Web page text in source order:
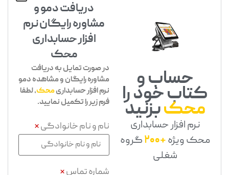
حساب و
کتاب خود را
محکبزنید
نرم افزار حسابداری
محک ویژه+200
گروه
شغلی
دریافت دمو و
مشاوره رایگان نرم
افزار حسابداری
محک
در صورت تمایل به دریافت
مشاوره رایگان و مشاهده دمو
نرم افزار حسابداریمحک، لطفا
فرم زیر را تکمیل نمایید.
نام و نام خانوادگی*
شماره تماس*